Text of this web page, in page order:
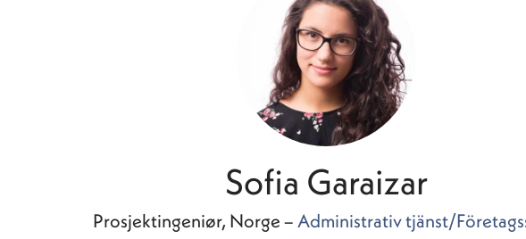
Sofia Garaizar
Prosjektingeniør, Norge –Administrativ tjänst/